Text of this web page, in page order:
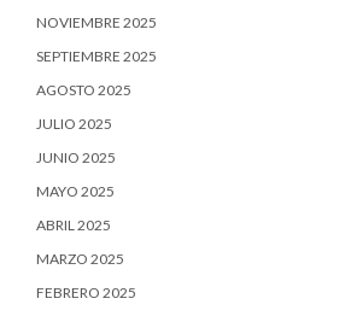
NOVIEMBRE 2025
SEPTIEMBRE 2025
AGOSTO 2025
JULIO 2025
JUNIO 2025
MAYO 2025
ABRIL 2025
MARZO 2025
FEBRERO 2025